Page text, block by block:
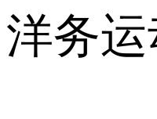
洋务运